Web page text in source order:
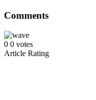
Comments
0 0 votes
Article Rating